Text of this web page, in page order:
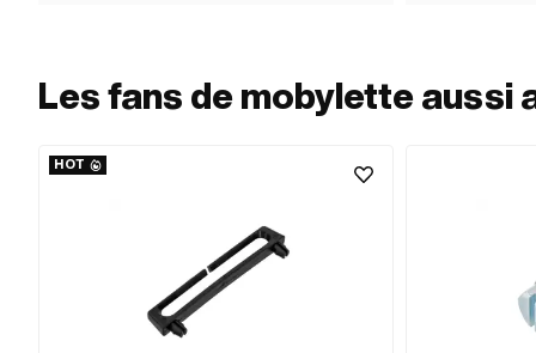
Les fans de mobylette aussi
HOT